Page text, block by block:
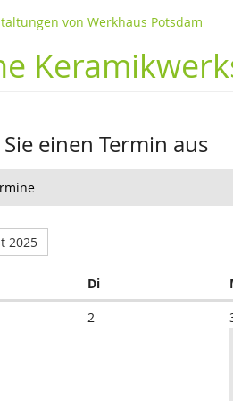
von Werkhaus Potsdam
einen Termin aus
2025
DiDienstag
2